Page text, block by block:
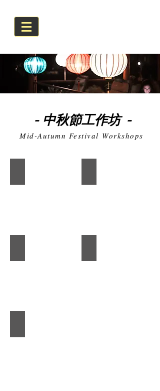
- 中秋節工作坊 -
Mid-Autumn Festival Workshops